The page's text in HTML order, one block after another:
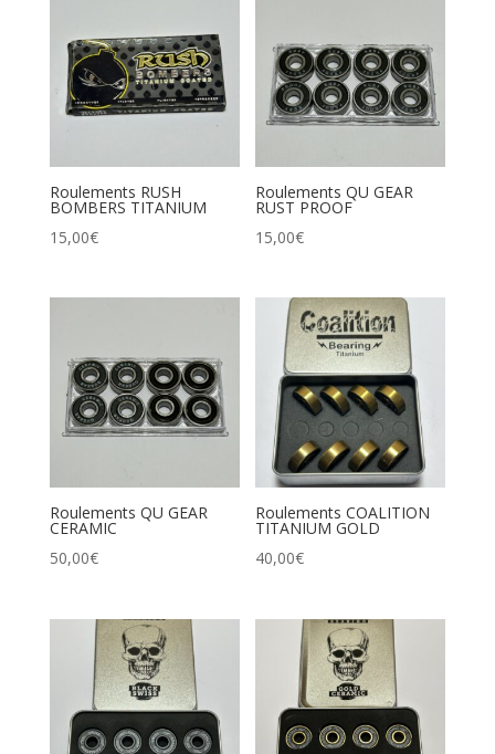
Roulements RUSH
BOMBERS TITANIUM
15,00€
Roulements QU GEAR
RUST PROOF
15,00€
Roulements QU GEAR
CERAMIC
50,00€
Roulements COALITION
TITANIUM GOLD
40,00€